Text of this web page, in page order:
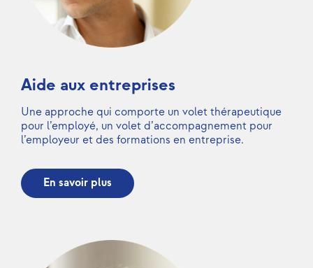
Aide aux entreprises
Une approche qui comporte un volet thérapeutique
pour l’employé, un volet d’accompagnement pour
l’employeur et des formations en entreprise.
En savoir plus